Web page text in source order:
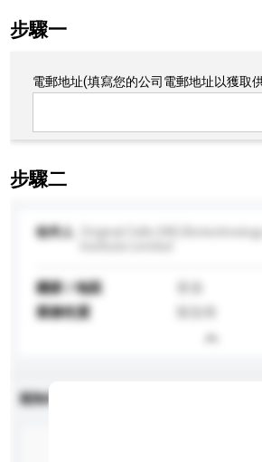
步驟一
電郵地址(填寫您的公司電郵地址以獲取
步驟二
收件人
國家 / 地區
業務性質
查詢內容